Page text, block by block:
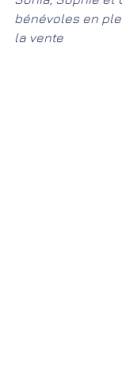
bénévoles en
la vente